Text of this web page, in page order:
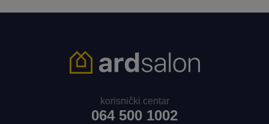
korisnički centar
064 500 1002